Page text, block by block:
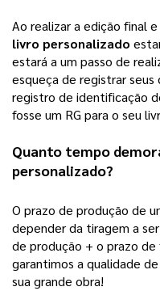
livro personalizado
estará a um passo de
esqueça de registrar seus
registro de identificação
fosse um RG para o seu
Quanto tempo
personalizado?
O prazo de produção de
depender da tiragem a
de produção + o prazo
garantimos a qualidade
sua grande obra!